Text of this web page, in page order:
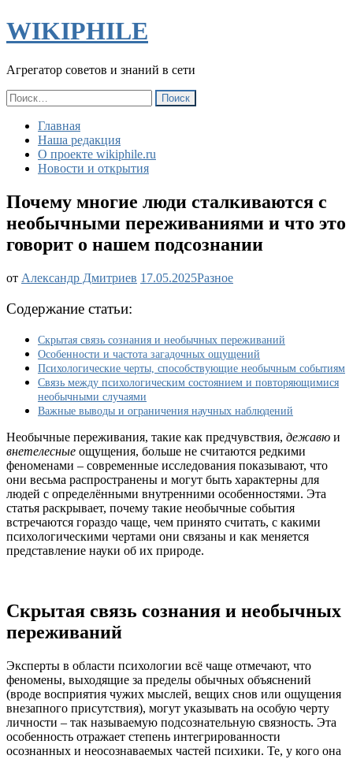
WIKIPHILE
Агрегатор советов и знаний в сети
Найти:
Главная
Наша редакция
О проекте wikiphile.ru
Новости и открытия
Почему многие люди сталкиваются с
необычными переживаниями и что это
говорит о нашем подсознании
от Александр Дмитриев 17.05.2025Почему
необычными
переживаниями
и
что
говорит
о
нашем
подсознании
Разное
Содержание статьи:
Скрытая связь сознания и необычных переживаний
Особенности и частота загадочных ощущений
Психологические черты, способствующие необычным событиям
Связь между психологическим состоянием и повторяющимися
необычными случаями
Важные выводы и ограничения научных наблюдений
Необычные переживания, такие как предчувствия, дежавю и
внетелесные ощущения, больше не считаются редкими
феноменами – современные исследования показывают, что
они весьма распространены и могут быть характерны для
людей с определёнными внутренними особенностями. Эта
статья раскрывает, почему такие необычные события
встречаются гораздо чаще, чем принято считать, с какими
психологическими чертами они связаны и как меняется
представление науки об их природе.
Скрытая связь сознания и необычных
переживаний
Эксперты в области психологии всё чаще отмечают, что
феномены, выходящие за пределы обычных объяснений
(вроде восприятия чужих мыслей, вещих снов или ощущения
внезапного присутствия), могут указывать на особую черту
личности – так называемую подсознательную связность. Эта
особенность отражает степень интегрированности
осознанных и неосознаваемых частей психики. Те, у кого она